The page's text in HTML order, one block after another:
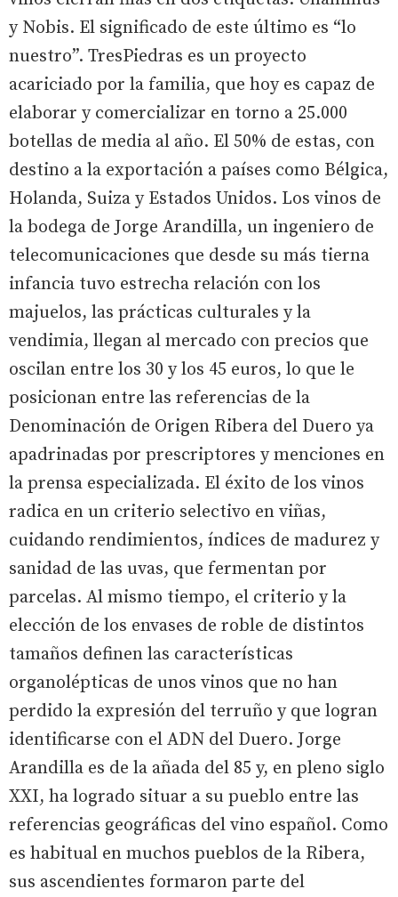
y Nobis. El significado de este último es “lo
nuestro”. TresPiedras es un proyecto
acariciado por la familia, que hoy es capaz de
elaborar y comercializar en torno a 25.000
botellas de media al año. El 50% de estas, con
destino a la exportación a países como Bélgica,
Holanda, Suiza y Estados Unidos. Los vinos de
la bodega de Jorge Arandilla, un ingeniero de
telecomunicaciones que desde su más tierna
infancia tuvo estrecha relación con los
majuelos, las prácticas culturales y la
vendimia, llegan al mercado con precios que
oscilan entre los 30 y los 45 euros, lo que le
posicionan entre las referencias de la
Denominación de Origen Ribera del Duero ya
apadrinadas por prescriptores y menciones en
la prensa especializada. El éxito de los vinos
radica en un criterio selectivo en viñas,
cuidando rendimientos, índices de madurez y
sanidad de las uvas, que fermentan por
parcelas. Al mismo tiempo, el criterio y la
elección de los envases de roble de distintos
tamaños definen las características
organolépticas de unos vinos que no han
perdido la expresión del terruño y que logran
identificarse con el ADN del Duero. Jorge
Arandilla es de la añada del 85 y, en pleno siglo
XXI, ha logrado situar a su pueblo entre las
referencias geográficas del vino español. Como
es habitual en muchos pueblos de la Ribera,
sus ascendientes formaron parte del